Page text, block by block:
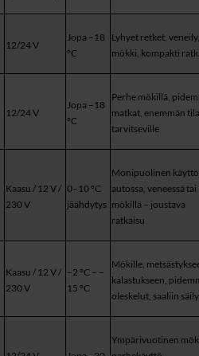
12/24 V
Jopa –18
°C
Lyhyet retket, veneily,
mökki, kompakti
12/24 V
Jopa –18
°C
Perhe mökillä,
matkat, enemmän
tarvitseville
Kaasu / 12 V /
230 V
0–10 °C
jäähdytys
Monipuolinen käyttö
autossa, veneessä tai
mökillä – joustava
ratkaisu
Kaasu / 12 V /
230 V
–2 °C – –
15 °C
Mökille,
kalastukseen,
oleskelut, saaliin
Ympärivuotinen